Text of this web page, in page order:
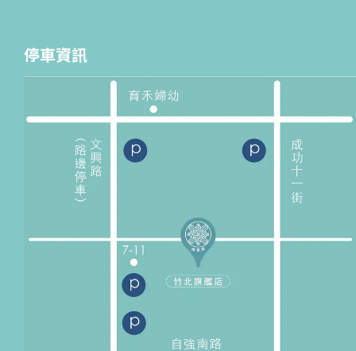
停車資訊